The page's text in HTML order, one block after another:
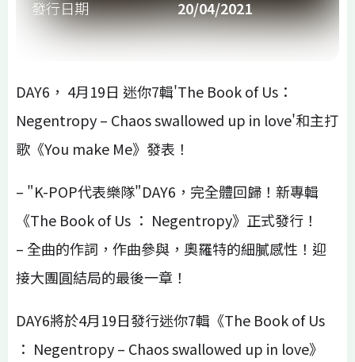
發行日期 20/04/2021
DAY6， 4月19日 迷你7輯'The Book of Us：
Negentropy – Chaos swallowed up in love'和主打
歌《You make Me》發表！
– "K-POP代表樂隊"DAY6，完全體回歸！新專輯
《The Book of Us ： Negentropy》正式發行！
– 全曲的作詞，作曲參與，奧羅特的細膩感性！迎
接大團圓結局的最後一章！
DAY6將於4月19日發行迷你7輯《The Book of Us
： Negentropy – Chaos swallowed up in love》